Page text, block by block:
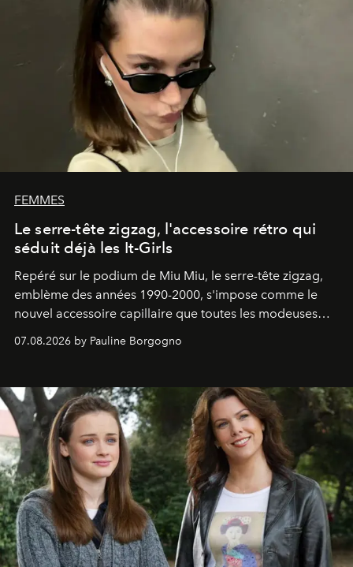
FEMMES
Le serre-tête zigzag, l'accessoire rétro qui
séduit déjà les It-Girls
Repéré sur le podium de Miu Miu, le serre-tête zigzag,
emblème des années 1990-2000, s'impose comme le
nouvel accessoire capillaire que toutes les modeuses
s'arrachent déjà.
07.08.2026 by Pauline Borgogno